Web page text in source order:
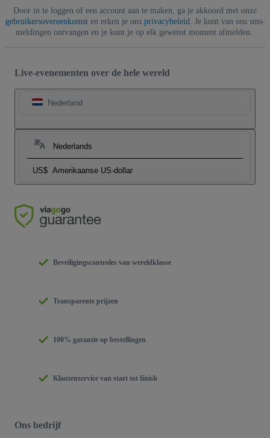
Door in te loggen of een account aan te maken, ga je akkoord met onze
gebruikersovereenkomsten erken je ons privacybeleid . Je kunt van ons sms-
meldingen ontvangen en je kunt je op elk gewenst moment afmelden.
Live-evenementen over de hele wereld
Nederland
Nederlands
US$ Amerikaanse US-dollar
Beveiligingscontroles van wereldklasse
Transparente prijzen
100% garantie op bestellingen
Klantenservice van start tot finish
Ons bedrijf